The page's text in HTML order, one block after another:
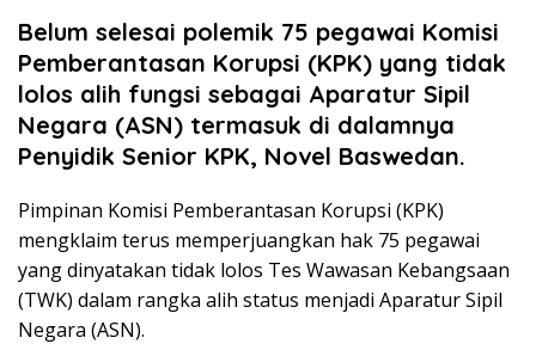
Belum selesai polemik 75 pegawai Komisi
Pemberantasan Korupsi (KPK) yang tidak
lolos alih fungsi sebagai Aparatur Sipil
Negara (ASN) termasuk di dalamnya
Penyidik Senior KPK, Novel Baswedan.
Pimpinan Komisi Pemberantasan Korupsi (KPK)
mengklaim terus memperjuangkan hak 75 pegawai
yang dinyatakan tidak lolos Tes Wawasan Kebangsaan
(TWK) dalam rangka alih status menjadi Aparatur Sipil
Negara (ASN).